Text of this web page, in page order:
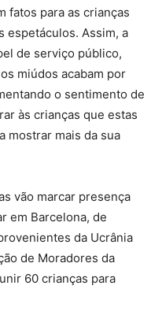
fatos para as crianças
espetáculos. Assim, a
de serviço público,
miúdos acabam por
o sentimento de
às crianças que estas
mostrar mais da sua
vão marcar presença
em Barcelona, de
da Ucrânia
de Moradores da
60 crianças para